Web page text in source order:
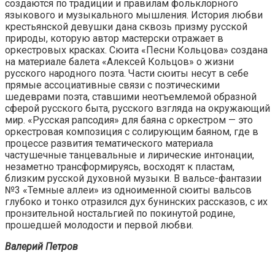
создаются по традиции и правилам фольклорного
языкового и музыкального мышления. История любви
крестьянской девушки дана сквозь призму русской
природы, которую автор мастерски отражает в
оркестровых красках. Сюита «Песни Кольцова» создана
на материале балета «Алексей Кольцов» о жизни
русского народного поэта. Части сюиты несут в себе
прямые ассоциативные связи с поэтическими
шедеврами поэта, ставшими неотъемлемой образной
сферой русского быта, русского взгляда на окружающий
мир. «Русская рапсодия» для баяна с оркестром — это
оркестровая композиция с солирующим баяном, где в
процессе развития тематического материала
частушечные танцевальные и лирические интонации,
незаметно трансформируясь, восходят к пластам,
близким русской духовной музыки. В вальсе-фантазии
№3 «Темные аллеи» из одноименной сюиты вальсов
глубоко и тонко отразился дух бунинских рассказов, с их
пронзительной ностальгией по покинутой родине,
прошедшей молодости и первой любви.
Валерий Петров